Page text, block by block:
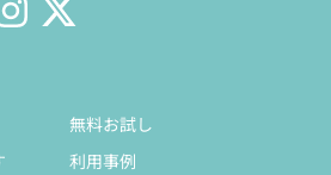
無料お試し
利用事例